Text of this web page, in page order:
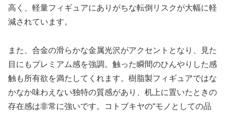
高く、軽量フィギュアにありがちな転倒リスクが大幅に軽
減されています。
また、合金の滑らかな金属光沢がアクセントとなり、見た
目にもプレミアム感を強調。触った瞬間のひんやりした感
触も所有欲を満たしてくれます。樹脂製フィギュアではな
かなか味わえない独特の質感があり、机上に置いたときの
存在感は非常に強いです。コトブキヤの“モノとしての品